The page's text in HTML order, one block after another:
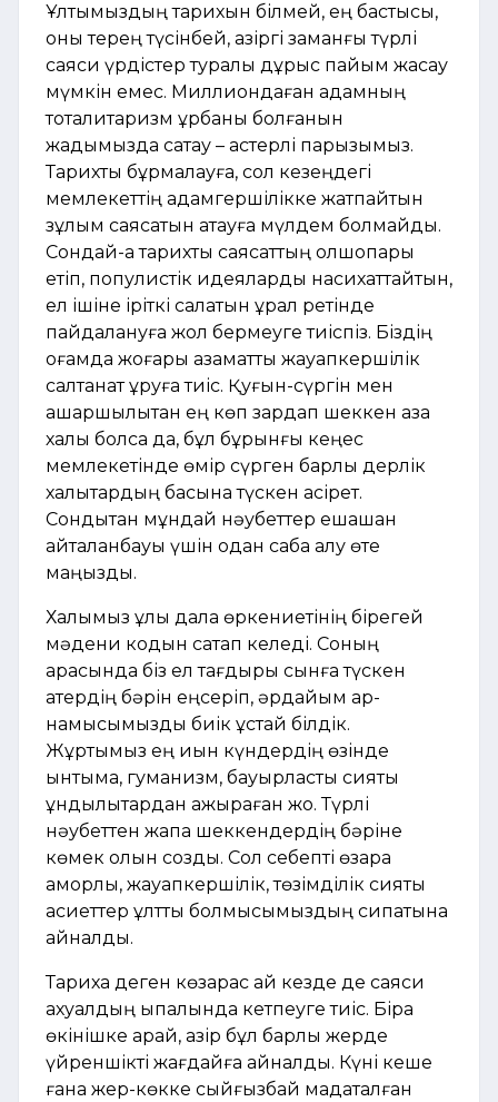
Ұлтымыздың тарихын білмей, ең бастысы,
оны терең түсінбей, қазіргі заманғы түрлі
саяси үрдістер туралы дұрыс пайым жасау
мүмкін емес. Миллиондаған адамның
тоталитаризм құрбаны болғанын
жадымызда сақтау – қастерлі парызымыз.
Тарихты бұрмалауға, сол кезеңдегі
мемлекеттің адамгершілікке жатпайтын
зұлым саясатын ақтауға мүлдем болмайды.
Сондай-ақ тарихты саясаттың қолшоқпары
етіп, популистік идеяларды насихаттайтын,
ел ішіне іріткі салатын құрал ретінде
пайдалануға жол бермеуге тиіспіз. Біздің
қоғамда жоғары азаматтық жауапкершілік
салтанат құруға тиіс. Қуғын-сүргін мен
ашаршылықтан ең көп зардап шеккен қазақ
халқы болса да, бұл бұрынғы кеңес
мемлекетінде өмір сүрген барлық дерлік
халықтардың басына түскен қасірет.
Сондықтан мұндай нәубеттер ешқашан
қайталанбауы үшін одан сабақ алу өте
маңызды.
Халқымыз ұлы дала өркениетінің бірегей
мәдени кодын сақтап келеді. Соның
арқасында біз ел тағдыры сынға түскен
қатердің бәрін еңсеріп, әрдайым ар-
намысымызды биік ұстай білдік.
Жұртымыз ең қиын күндердің өзінде
ынтымақ, гуманизм, бауырластық сияқты
құндылықтардан ажыраған жоқ. Түрлі
нәубеттен жапа шеккендердің бәріне
көмек қолын созды. Сол себепті өзара
қамқорлық, жауапкершілік, төзімділік сияқты
қасиеттер ұлттық болмысымыздың сипатына
айналды.
Тарихқа деген көзқарас қай кезде де саяси
ахуалдың ықпалында кетпеуге тиіс. Бірақ
өкінішке қарай, қазір бұл барлық жерде
үйреншікті жағдайға айналды. Күні кеше
ғана жер-көкке сыйғызбай мадақталған